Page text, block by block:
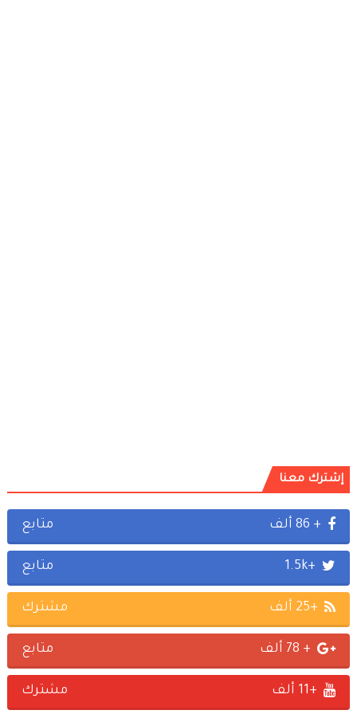
إشترك معنا
+ 86 ألف متابع
+1.5k متابع
+25 ألف مشترك
+ 78 ألف متابع
+11 ألف مشترك